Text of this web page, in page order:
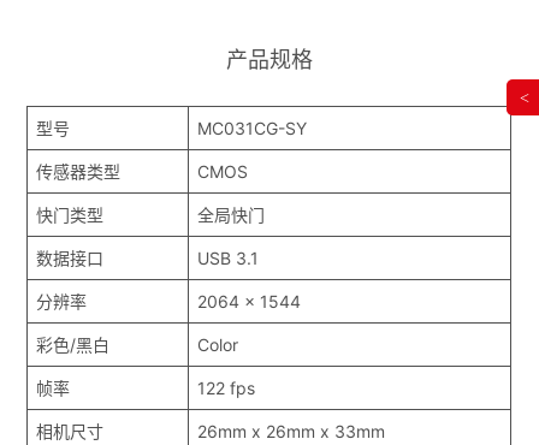
产品规格
型号 MC031CG-SY
传感器类型 CMOS
快门类型 全局快门
数据接口 USB 3.1
分辨率 2064 x 1544
彩色/黑白 Color
帧率 122 fps
相机尺寸 26mm x 26mm x 33mm
<